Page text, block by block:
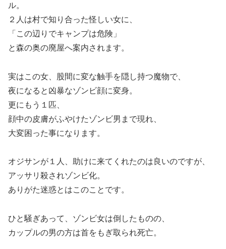
ル。
２人は村で知り合った怪しい女に、
「この辺りでキャンプは危険」
と森の奥の廃屋へ案内されます。
実はこの女、股間に変な触手を隠し持つ魔物で、
夜になると凶暴なゾンビ顔に変身。
更にもう１匹、
顔中の皮膚がふやけたゾンビ男まで現れ、
大変困った事になります。
オジサンが１人、助けに来てくれたのは良いのですが、
アッサリ殺されゾンビ化。
ありがた迷惑とはこのことです。
ひと騒ぎあって、ゾンビ女は倒したものの、
カップルの男の方は首をもぎ取られ死亡。